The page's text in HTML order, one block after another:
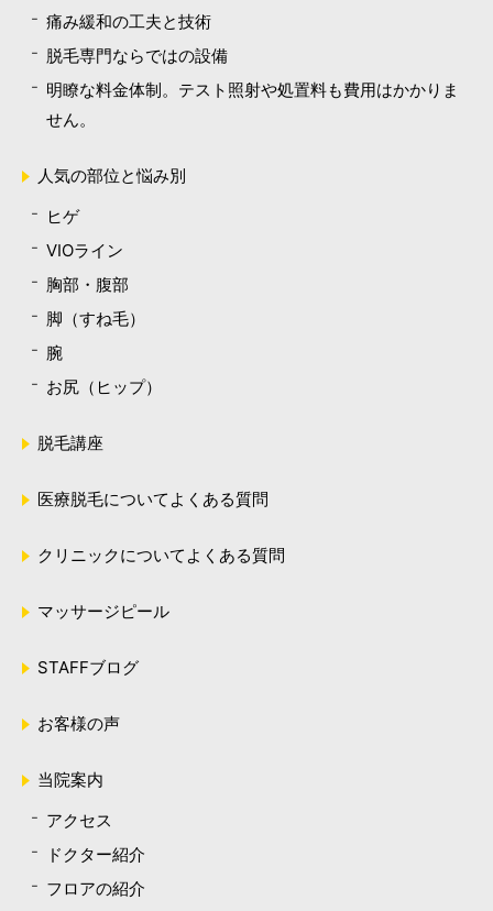
痛み緩和の工夫と技術
脱毛専門ならではの設備
明瞭な料金体制。テスト照射や処置料も費用はかかりま
せん。
人気の部位と悩み別
ヒゲ
VIOライン
胸部・腹部
脚（すね毛）
腕
お尻（ヒップ）
脱毛講座
医療脱毛についてよくある質問
クリニックについてよくある質問
マッサージピール
STAFFブログ
お客様の声
当院案内
アクセス
ドクター紹介
フロアの紹介